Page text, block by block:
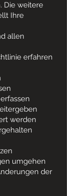
Die weitere
Ihre
allen
erfahren
werden
umgehen
der